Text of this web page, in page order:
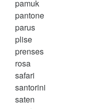
pamuk
pantone
parus
plise
prenses
rosa
safari
santorini
saten